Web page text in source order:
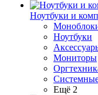
Ноутбуки и
Ноутбуки
Мониторы
Ещё 2